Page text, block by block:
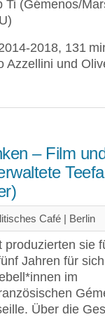
Ti (Gémenos/
2018, 131
Azzellini und
– Film
Café | Berlin
produzierten sie
Jahren für
im
Über die